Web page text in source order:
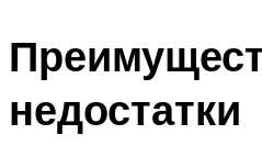
недостатки